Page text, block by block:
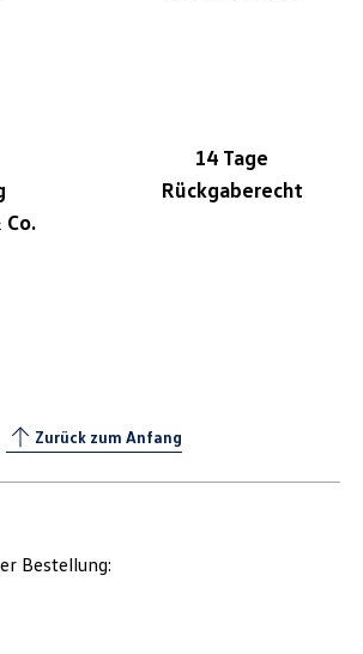
14 Tage
Rückgaberecht
Zurück zum Anfang
Bestellung: